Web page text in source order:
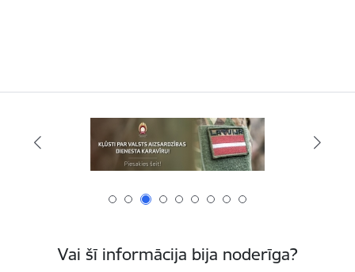
Vai šī informācija bija noderīga?